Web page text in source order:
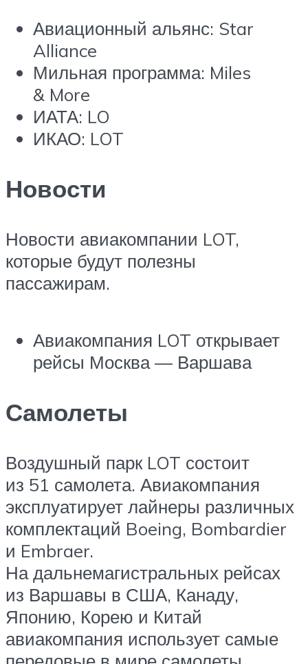
Авиационный альянс: Star
Alliance
Мильная программа: Miles
& More
ИАТА: LO
ИКАО: LOT
Новости
Новости авиакомпании LOT,
которые будут полезны
пассажирам.
Авиакомпания LOT открывает
рейсы Москва — Варшава
Самолеты
Воздушный парк LOT состоит
из 51 самолета. Авиакомпания
эксплуатирует лайнеры различных
комплектаций Boeing, Bombardier
и Embraer.
На дальнемагистральных рейсах
из Варшавы в США, Канаду,
Японию, Корею и Китай
авиакомпания использует самые